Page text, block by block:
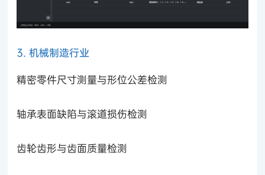
3. 机械制造行业
精密零件尺寸测量与形位公差检测
轴承表面缺陷与滚道损伤检测
齿轮齿形与齿面质量检测